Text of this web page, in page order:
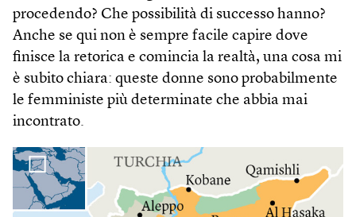
procedendo? Che possibilità di successo hanno?
Anche se qui non è sempre facile capire dove
finisce la retorica e comincia la realtà, una cosa mi
è subito chiara: queste donne sono probabilmente
le femministe più determinate che abbia mai
incontrato.